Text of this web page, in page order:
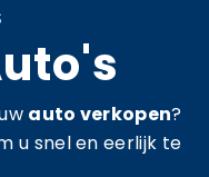
auto verkopen?
u snel en eerlijk te